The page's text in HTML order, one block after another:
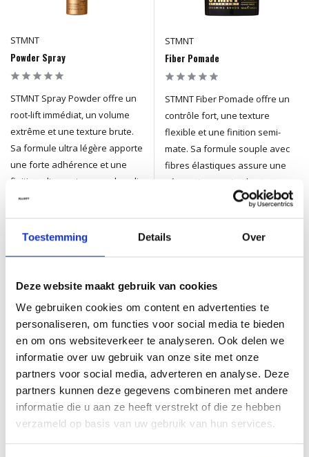
Toestemming Details Over
Deze website maakt gebruik van cookies
We gebruiken cookies om content en advertenties te
personaliseren, om functies voor social media te bieden
en om ons websiteverkeer te analyseren. Ook delen we
informatie over uw gebruik van onze site met onze
partners voor social media, adverteren en analyse. Deze
partners kunnen deze gegevens combineren met andere
informatie die u aan ze heeft verstrekt of die ze hebben
verzameld op basis van uw gebruik van hun services.
STMNT
Powder Spray
STMNT Spray Powder offre un
root-lift immédiat, un volume
extrême et une texture brute.
Sa formule ultra légère apporte
une forte adhérence et une
finition ultra mate sans alourdir
les cheveux. Idéal pour une
total.
23,95
Taxes incluses
STMNT
Fiber Pomade
STMNT Fiber Pomade offre un
contrôle fort, une texture
flexible et une finition semi-
mate. Sa formule souple avec
fibres élastiques assure une
séparation maximale et un
contrôle longue durée. Idéale
pour des looks structurés et
facile à rincer.
23,95
Taxes incluses